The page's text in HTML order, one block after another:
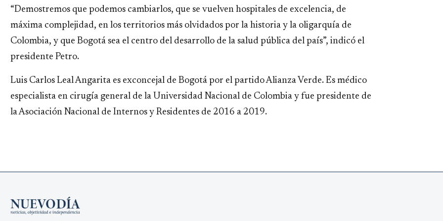
“Demostremos que podemos cambiarlos, que se vuelven hospitales de excelencia, de
máxima complejidad, en los territorios más olvidados por la historia y la oligarquía de
Colombia, y que Bogotá sea el centro del desarrollo de la salud pública del país”, indicó el
presidente Petro.
Luis Carlos Leal Angarita es exconcejal de Bogotá por el partido Alianza Verde. Es médico
especialista en cirugía general de la Universidad Nacional de Colombia y fue presidente de
la Asociación Nacional de Internos y Residentes de 2016 a 2019.